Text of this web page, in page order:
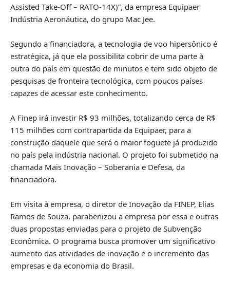
Assisted Take-Off – RATO-14X)”, da empresa Equipaer
Indústria Aeronáutica, do grupo Mac Jee.
Segundo a financiadora, a tecnologia de voo hipersônico é
estratégica, já que ela possibilita cobrir de uma parte à
outra do país em questão de minutos e tem sido objeto de
pesquisas de fronteira tecnológica, com poucos países
capazes de acessar este conhecimento.
A Finep irá investir R$ 93 milhões, totalizando cerca de R$
115 milhões com contrapartida da Equipaer, para a
construção daquele que será o maior foguete já produzido
no país pela indústria nacional. O projeto foi submetido na
chamada Mais Inovação – Soberania e Defesa, da
financiadora.
Em visita à empresa, o diretor de Inovação da FINEP, Elias
Ramos de Souza, parabenizou a empresa por essa e outras
duas propostas enviadas para o projeto de Subvenção
Econômica. O programa busca promover um significativo
aumento das atividades de inovação e o incremento das
empresas e da economia do Brasil.